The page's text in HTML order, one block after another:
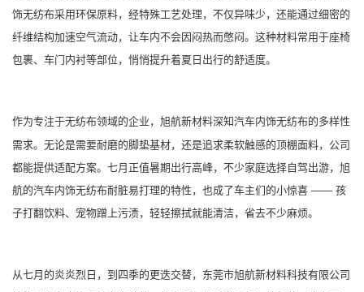
饰无纺布采用环保原料，经特殊工艺处理，不仅异味少，还能通过细密的
纤维结构加速空气流动，让车内不会因闷热而憋闷。这种材料常用于座椅
包裹、车门内衬等部位，悄悄提升着夏日出行的舒适度。
作为专注于无纺布领域的企业，旭航新材料深知汽车内饰无纺布的多样性
需求。无论是需要耐磨的脚垫基材，还是追求柔软触感的顶棚面料，公司
都能提供适配方案。七月正值暑期出行高峰，不少家庭选择自驾出游，旭
航的汽车内饰无纺布耐脏易打理的特性，也成了车主们的小惊喜 —— 孩
子打翻饮料、宠物蹭上污渍，轻轻擦拭就能清洁，省去不少麻烦。
从七月的炎炎烈日，到四季的更迭交替，东莞市旭航新材料科技有限公司